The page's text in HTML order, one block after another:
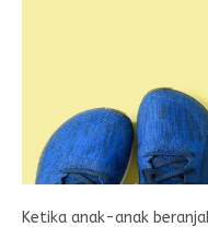
Ketika anak-anak